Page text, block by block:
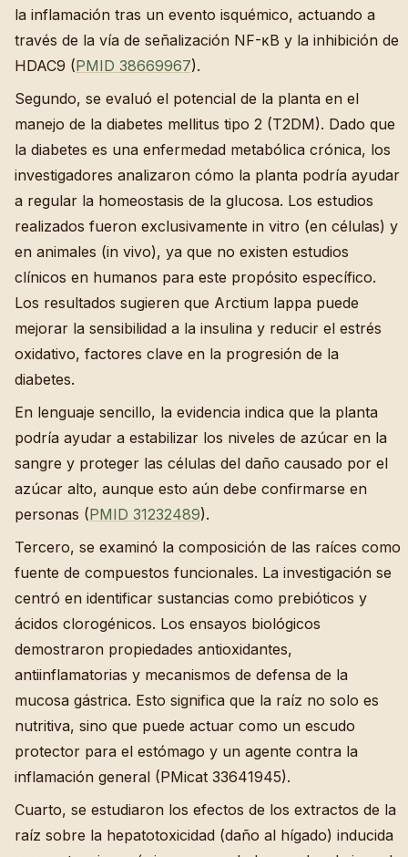
la inflamación tras un evento isquémico, actuando a
través de la vía de señalización NF-κB y la inhibición de
HDAC9 (PMID 38669967).
Segundo, se evaluó el potencial de la planta en el
manejo de la diabetes mellitus tipo 2 (T2DM). Dado que
la diabetes es una enfermedad metabólica crónica, los
investigadores analizaron cómo la planta podría ayudar
a regular la homeostasis de la glucosa. Los estudios
realizados fueron exclusivamente in vitro (en células) y
en animales (in vivo), ya que no existen estudios
clínicos en humanos para este propósito específico.
Los resultados sugieren que Arctium lappa puede
mejorar la sensibilidad a la insulina y reducir el estrés
oxidativo, factores clave en la progresión de la
diabetes.
En lenguaje sencillo, la evidencia indica que la planta
podría ayudar a estabilizar los niveles de azúcar en la
sangre y proteger las células del daño causado por el
azúcar alto, aunque esto aún debe confirmarse en
personas (PMID 31232489).
Tercero, se examinó la composición de las raíces como
fuente de compuestos funcionales. La investigación se
centró en identificar sustancias como prebióticos y
ácidos clorogénicos. Los ensayos biológicos
demostraron propiedades antioxidantes,
antiinflamatorias y mecanismos de defensa de la
mucosa gástrica. Esto significa que la raíz no solo es
nutritiva, sino que puede actuar como un escudo
protector para el estómago y un agente contra la
inflamación general (PMicat 33641945).
Cuarto, se estudiaron los efectos de los extractos de la
raíz sobre la hepatotoxicidad (daño al hígado) inducida